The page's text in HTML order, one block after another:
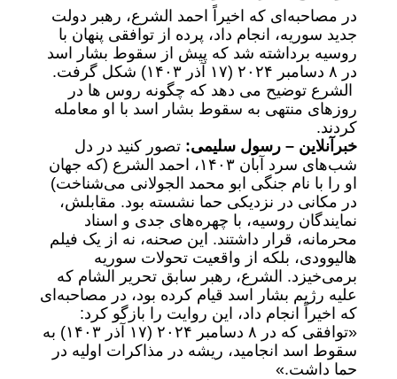
در مصاحبه‌ای که اخیراً احمد الشرع، رهبر دولت
جدید سوریه، انجام داد، پرده از توافقی پنهان با
روسیه برداشته شد که پیش از سقوط بشار اسد
در ۸ دسامبر ۲۰۲۴ (۱۷ آذر ۱۴۰۳) شکل گرفت.
الشرع توضیح می دهد که چگونه روس ها در
روزهای منتهی به سقوط بشار اسد با او معامله
کردند.
خبرآنلاین – رسول سلیمی: تصور کنید در دل
شب‌های سرد آبان ۱۴۰۳، احمد الشرع (که جهان
او را با نام جنگی ابو محمد الجولانی می‌شناخت)
در مکانی در نزدیکی حما نشسته بود. مقابلش،
نمایندگان روسیه، با چهره‌های جدی و اسناد
محرمانه، قرار داشتند. این صحنه، نه از یک فیلم
هالیوودی، بلکه از واقعیت تحولات سوریه
برمی‌خیزد. الشرع، رهبر سابق تحریر الشام که
علیه رژیم بشار اسد قیام کرده بود، در مصاحبه‌ای
که اخیراً انجام داد، این روایت را بازگو کرد:
«توافقی که در ۸ دسامبر ۲۰۲۴ (۱۷ آذر ۱۴۰۳) به
سقوط اسد انجامید، ریشه در مذاکرات اولیه در
حما داشت.»